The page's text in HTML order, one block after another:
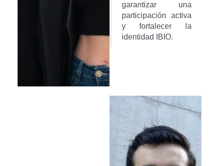
garantizar una
participación activa
y fortalecer la
identidad IBIO.